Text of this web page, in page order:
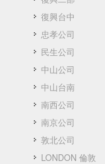
復興台中
忠孝公司
民生公司
中山公司
中山台南
南西公司
南京公司
敦北公司
LONDON 倫敦